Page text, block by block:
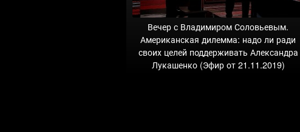
Вечер с Владимиром Соловьевым.
Американская дилемма: надо ли ради
своих целей поддерживать Александра
Лукашенко (Эфир от 21.11.2019)